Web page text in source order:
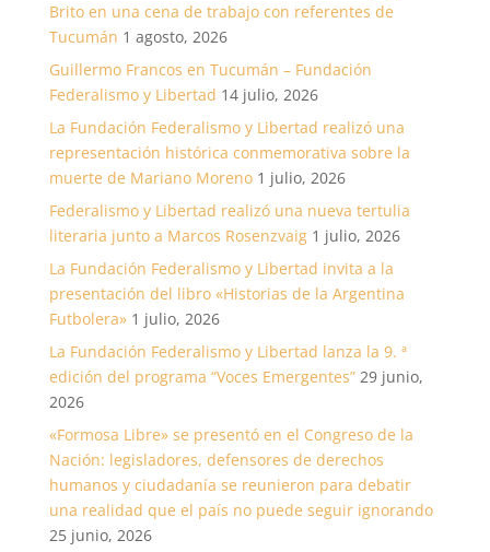
Brito en una cena de trabajo con referentes de
Tucumán 1 agosto, 2026
Guillermo Francos en Tucumán – Fundación
Federalismo y Libertad 14 julio, 2026
La Fundación Federalismo y Libertad realizó una
representación histórica conmemorativa sobre la
muerte de Mariano Moreno 1 julio, 2026
Federalismo y Libertad realizó una nueva tertulia
literaria junto a Marcos Rosenzvaig 1 julio, 2026
La Fundación Federalismo y Libertad invita a la
presentación del libro «Historias de la Argentina
Futbolera» 1 julio, 2026
La Fundación Federalismo y Libertad lanza la 9. ª
edición del programa “Voces Emergentes” 29 junio,
2026
«Formosa Libre» se presentó en el Congreso de la
Nación: legisladores, defensores de derechos
humanos y ciudadanía se reunieron para debatir
una realidad que el país no puede seguir ignorando
25 junio, 2026